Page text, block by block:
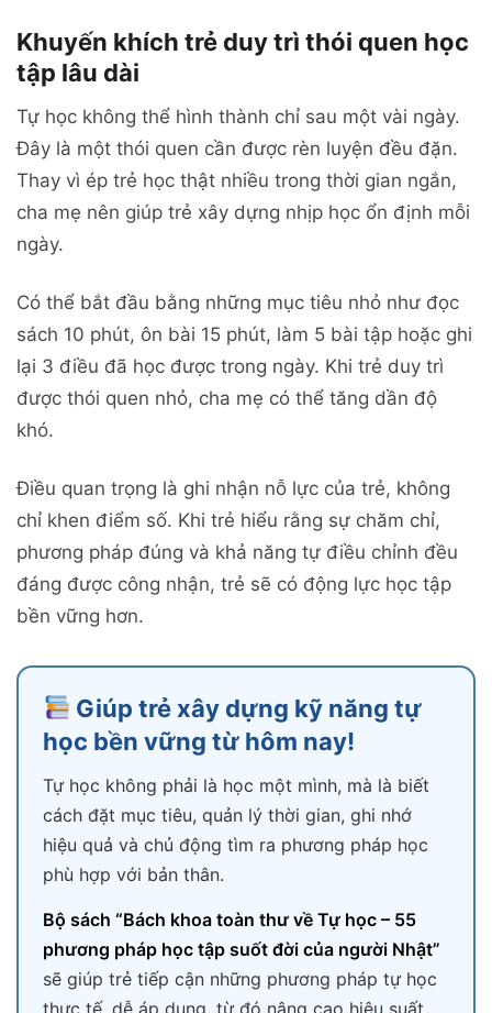
Khuyến khích trẻ duy trì thói quen học
tập lâu dài
Tự học không thể hình thành chỉ sau một vài ngày.
Đây là một thói quen cần được rèn luyện đều đặn.
Thay vì ép trẻ học thật nhiều trong thời gian ngắn,
cha mẹ nên giúp trẻ xây dựng nhịp học ổn định mỗi
ngày.
Có thể bắt đầu bằng những mục tiêu nhỏ như đọc
sách 10 phút, ôn bài 15 phút, làm 5 bài tập hoặc ghi
lại 3 điều đã học được trong ngày. Khi trẻ duy trì
được thói quen nhỏ, cha mẹ có thể tăng dần độ
khó.
Điều quan trọng là ghi nhận nỗ lực của trẻ, không
chỉ khen điểm số. Khi trẻ hiểu rằng sự chăm chỉ,
phương pháp đúng và khả năng tự điều chỉnh đều
đáng được công nhận, trẻ sẽ có động lực học tập
bền vững hơn.
Giúp trẻ xây dựng kỹ năng tự
học bền vững từ hôm nay!
Tự học không phải là học một mình, mà là biết
cách đặt mục tiêu, quản lý thời gian, ghi nhớ
hiệu quả và chủ động tìm ra phương pháp học
phù hợp với bản thân.
Bộ sách “Bách khoa toàn thư về Tự học – 55
phương pháp học tập suốt đời của người Nhật”
sẽ giúp trẻ tiếp cận những phương pháp tự học
thực tế, dễ áp dụng, từ đó nâng cao hiệu suất